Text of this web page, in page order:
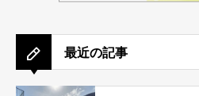
最近の記事